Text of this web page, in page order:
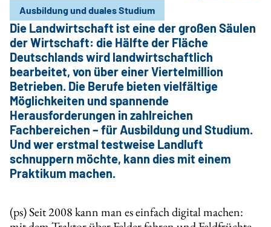
Ausbildung und duales Studium
Die Landwirtschaft ist eine der großen Säulen
der Wirtschaft: die Hälfte der Fläche
Deutschlands wird landwirtschaftlich
bearbeitet, von über einer Viertelmillion
Betrieben. Die Berufe bieten vielfältige
Möglichkeiten und spannende
Herausforderungen in zahlreichen
Fachbereichen – für Ausbildung und Studium.
Und wer erstmal testweise Landluft
schnuppern möchte, kann dies mit einem
Praktikum machen.
(ps) Seit 2008 kann man es einfach digital machen: